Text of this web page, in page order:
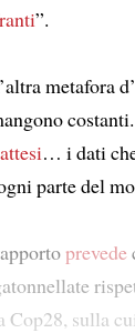
”.
metafora
… i dati
parte del
prevede
Cop28, sulla